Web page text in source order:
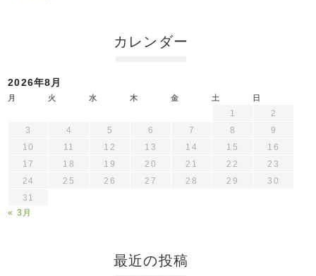
カレンダー
2026年8月
月 火 水 木 金 土 日
1
2
3
4 5 6 7 8
9
10
11 12 13 14 15
16
17
18 19 20 21 22
23
24
25 26 27 28 29
30
31
« 3月
最近の投稿